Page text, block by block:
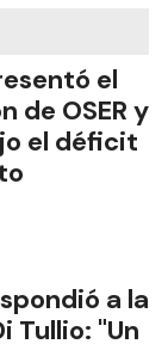
el
de OSER y
el déficit
a la
Tullio: "Un